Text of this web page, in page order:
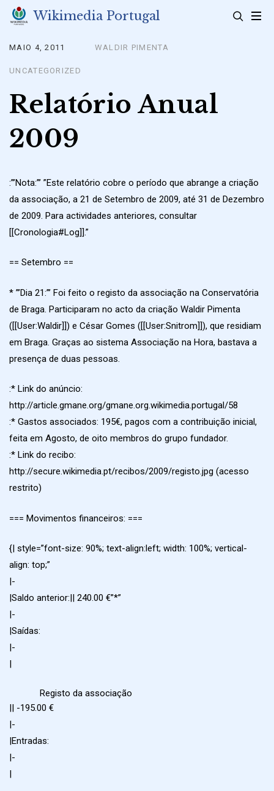
Skip
Wikimedia Portugal
Posted
on
MAIO 4, 2011 WALDIR PIMENTA
UNCATEGORIZED
Relatório Anual
2009
:”’Nota:”’ ”Este relatório cobre o período que abrange a criação
da associação, a 21 de Setembro de 2009, até 31 de Dezembro
de 2009. Para actividades anteriores, consultar
[[Cronologia#Log]].”
== Setembro ==
* ”’Dia 21:”’ Foi feito o registo da associação na Conservatória
de Braga. Participaram no acto da criação Waldir Pimenta
([[User:Waldir]]) e César Gomes ([[User:Snitrom]]), que residiam
em Braga. Graças ao sistema Associação na Hora, bastava a
presença de duas pessoas.
:* Link do anúncio:
http://article.gmane.org/gmane.org.wikimedia.portugal/58
:* Gastos associados: 195€, pagos com a contribuição inicial,
feita em Agosto, de oito membros do grupo fundador.
:* Link do recibo:
http://secure.wikimedia.pt/recibos/2009/registo.jpg (acesso
restrito)
=== Movimentos financeiros: ===
{| style=”font-size: 90%; text-align:left; width: 100%; vertical-
align: top;”
|-
|Saldo anterior:|| 240.00 €”*”
|-
|Saídas:
|-
|
Registo da associação
|| -195.00 €
|-
|Entradas:
|-
|